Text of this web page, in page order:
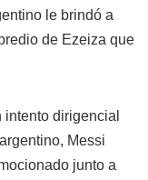
le brindó a
de Ezeiza que
intento dirigencial
Messi
junto a